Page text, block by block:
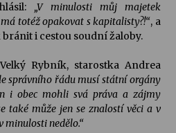
„V minulosti můj majetek
totéž opakovat s kapitalisty?!“, a
i cestou soudní žaloby.
Rybník, starostka Andrea
správního řádu musí státní orgány
i obec mohli svá práva a zájmy
také může jen se znalostí věci a v
minulosti nedělo.“